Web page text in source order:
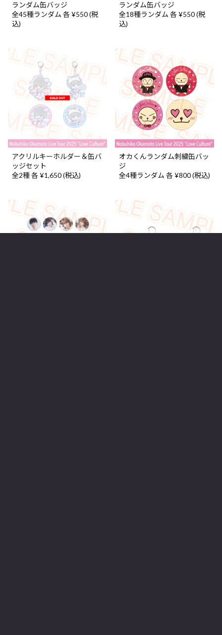
ランダム缶バッジ
全45種ランダム 各 ¥550 (税
込)
ランダム缶バッジ
全18種ランダム 各 ¥550 (税
込)
アクリルキーホルダー＆缶バ
ッジセット
全2種 各 ¥1,650 (税込)
オカくんランダム刺繍缶バッ
ジ
全4種ランダム 各 ¥800 (税込)